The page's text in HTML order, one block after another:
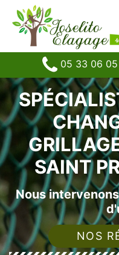
05 33 06 05
SAINT
Nous
NOS